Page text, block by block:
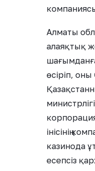
Алматы
алаяқтық
өсіріп,
інісінің
казинода
есепсіз